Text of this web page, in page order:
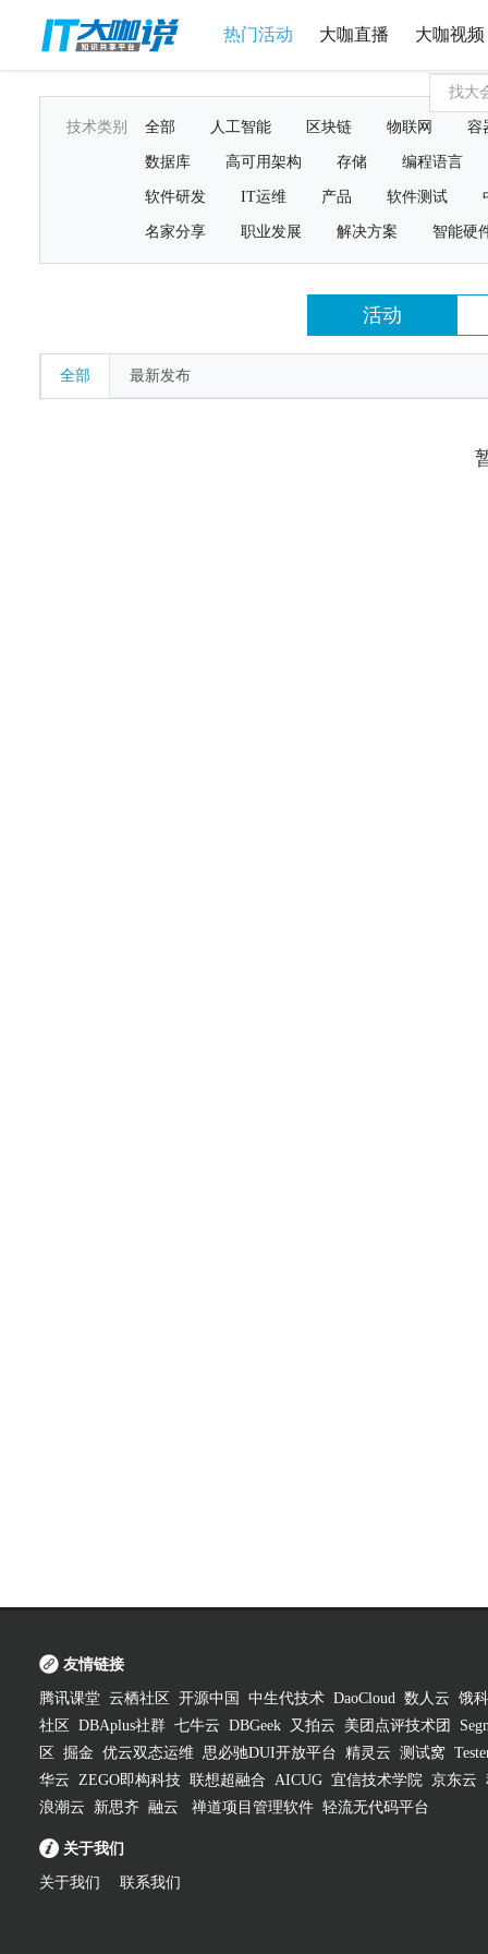
热门活动 大咖直播 大咖视频
技术类别 全部 人工智能 区块链 物联网 容
数据库 高可用架构 存储 编程语言
软件研发 IT运维 产品 软件测试
名家分享 职业发展 解决方案 智能硬
活动
全部 最新发布
友情链接
腾讯课堂 云栖社区 开源中国 中生代技术 DaoCloud 数人云 饿
社区
DBAplus社群 七牛云 DBGeek 又拍云 美团点评技术团
区
掘金 优云双态运维 思必驰DUI开放平台 精灵云 测试窝
华云 ZEGO即构科技 联想超融合 AICUG 宜信技术学院 京东云
浪潮云
新思齐 融云 禅道项目管理软件 轻流无代码平台
关于我们
关于我们 联系我们